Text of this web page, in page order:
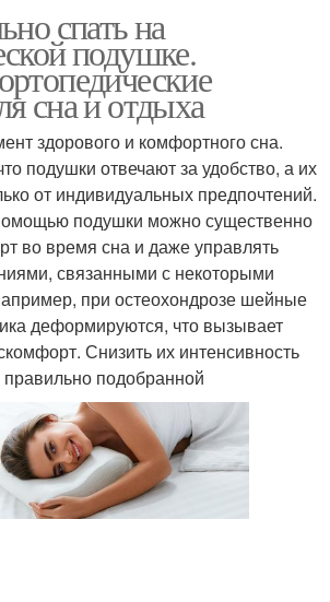
спать на
подушке.
сна и отдыха
здорового и комфортного сна.
подушки отвечают за удобство, а их
от индивидуальных предпочтений.
подушки можно существенно
во время сна и даже управлять
связанными с некоторыми
при остеохондрозе шейные
деформируются, что вызывает
Снизить их интенсивность
подобранной